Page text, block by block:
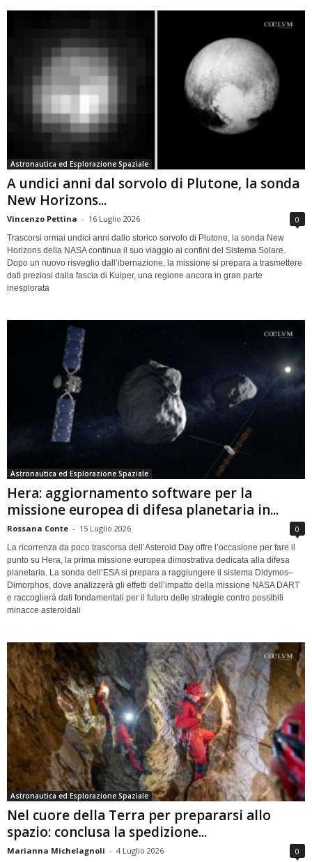
Astronautica ed Esplorazione Spaziale
A undici anni dal sorvolo di Plutone, la sonda
New Horizons...
Vincenzo Pettina - 16 Luglio 2026 0
Trascorsi ormai undici anni dallo storico sorvolo di Plutone, la sonda New
Horizons della NASA continua il suo viaggio ai confini del Sistema Solare.
Dopo un nuovo risveglio dall’ibernazione, la missione si prepara a trasmettere
dati preziosi dalla fascia di Kuiper, una regione ancora in gran parte
inesplorata
Astronautica ed Esplorazione Spaziale
Hera: aggiornamento software per la
missione europea di difesa planetaria in...
Rossana Conte - 15 Luglio 2026 0
La ricorrenza da poco trascorsa dell’Asteroid Day offre l’occasione per fare il
punto su Hera, la prima missione europea dimostrativa dedicata alla difesa
planetaria. La sonda dell’ESA si prepara a raggiungere il sistema Didymos–
Dimorphos, dove analizzerà gli effetti dell’impatto della missione NASA DART
e raccoglierà dati fondamentali per il futuro delle strategie contro possibili
minacce asteroidali
Astronautica ed Esplorazione Spaziale
Nel cuore della Terra per prepararsi allo
spazio: conclusa la spedizione...
Marianna Michelagnoli - 4 Luglio 2026 0